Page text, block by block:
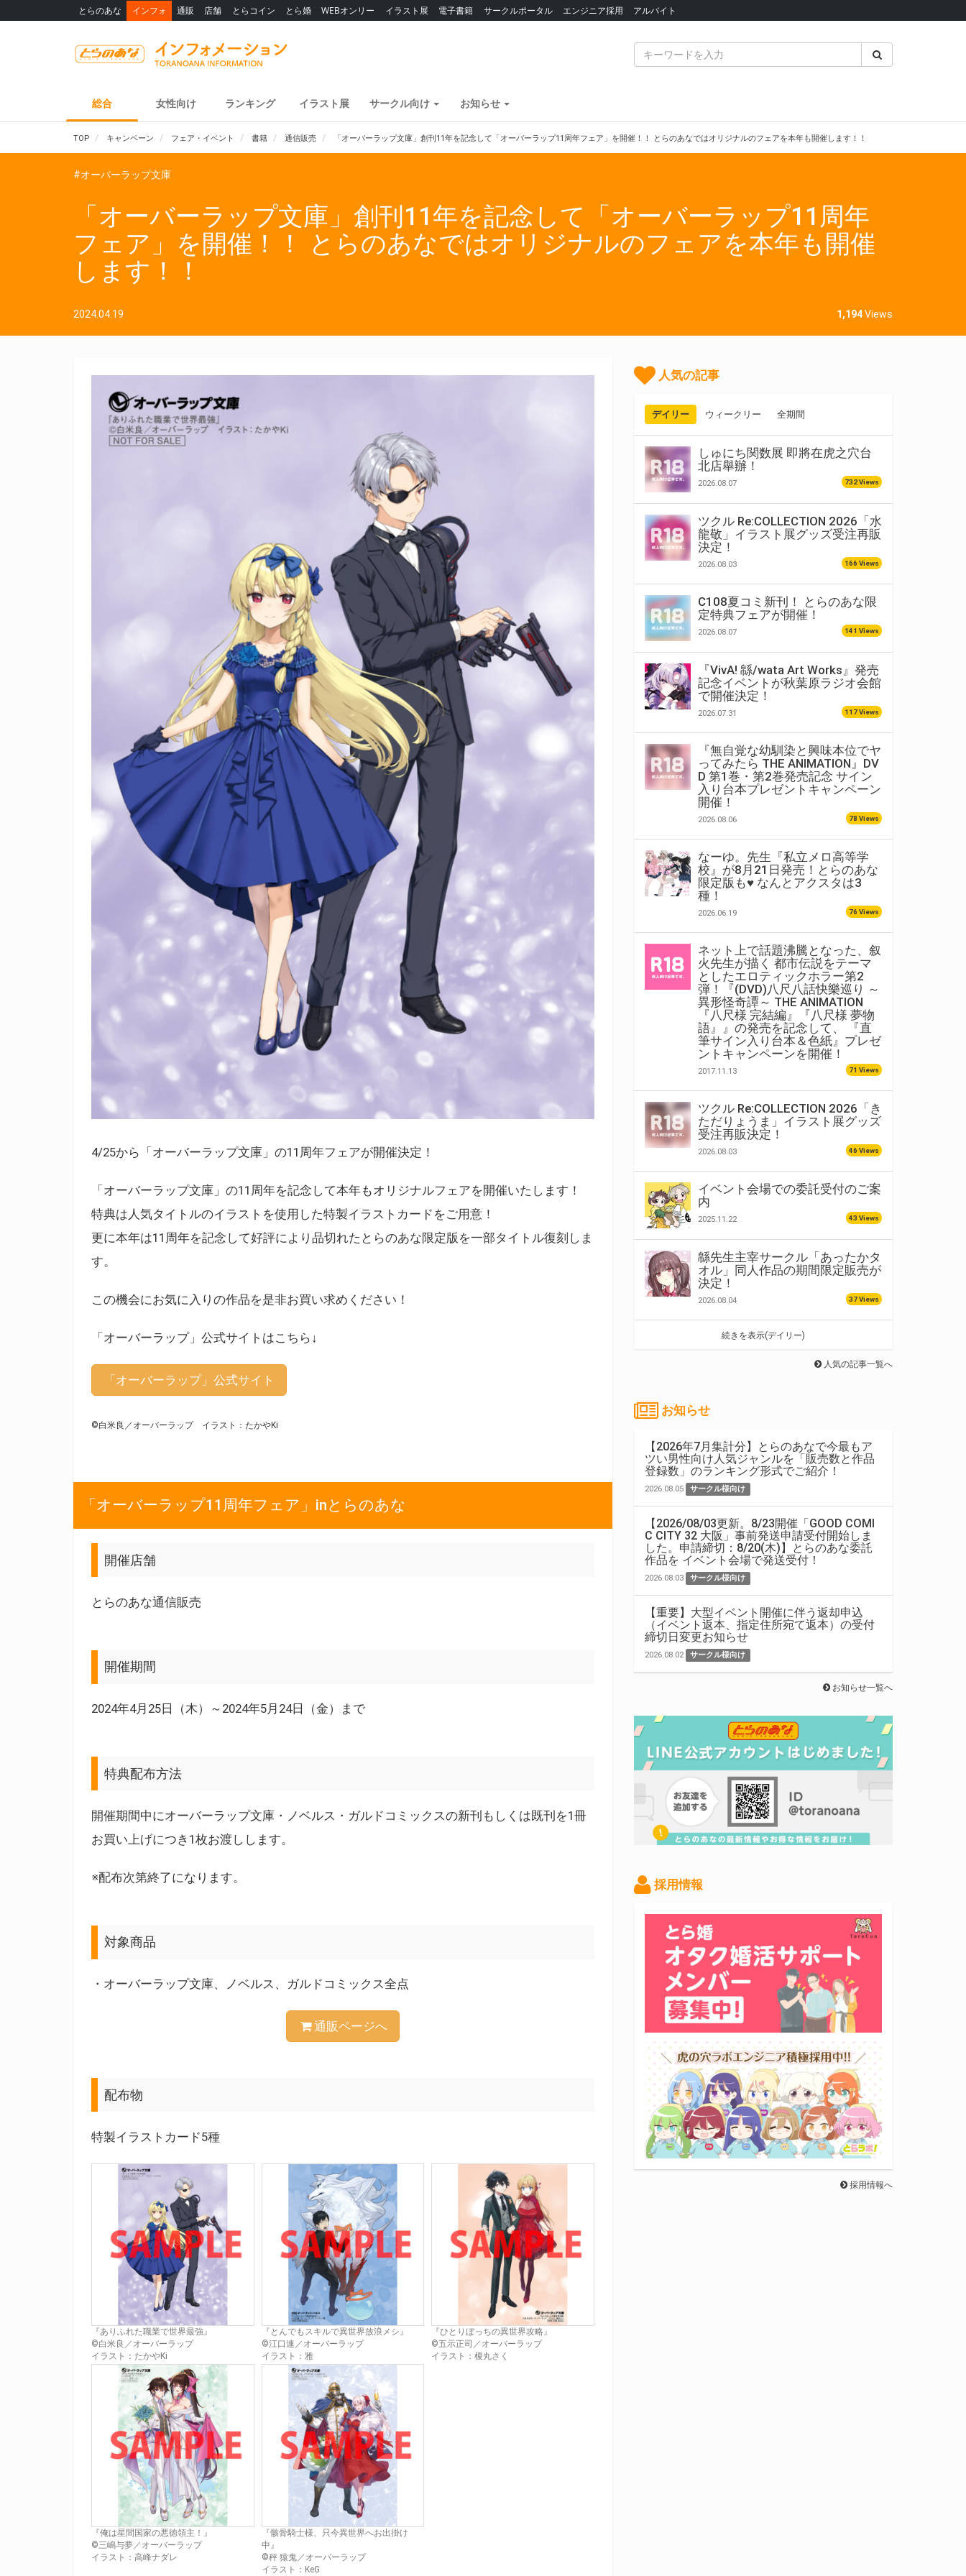
とらのあな インフォ 通販 店舗 とらコイン とら婚 WEBオンリー イラスト展 電子書籍 サークルポータル エンジニア採用 アルバイト
総合 女性向け ランキング イラスト展 サークル向け お知らせ
TOP キャンペーン フェア・イベント 書籍 通信販売 「オーバーラップ文庫」創刊11年を記念して「オーバーラップ11周年フェア」を開催！！ とらのあなではオリジナルのフェアを本年も開催します！！
#オーバーラップ文庫
「オーバーラップ文庫」創刊11年を記念して「オーバーラップ11周年
フェア」を開催！！ とらのあなではオリジナルのフェアを本年も開催
します！！
2024.04.19 1,194Views
4/25から「オーバーラップ文庫」の11周年フェアが開催決定！
「オーバーラップ文庫」の11周年を記念して本年もオリジナルフェアを開催いたします！
特典は人気タイトルのイラストを使用した特製イラストカードをご用意！
更に本年は11周年を記念して好評により品切れたとらのあな限定版を一部タイトル復刻しま
す。
この機会にお気に入りの作品を是非お買い求めください！
「オーバーラップ」公式サイトはこちら↓
「オーバーラップ」公式サイト
©白米良／オーバーラップ イラスト：たかやKi
「オーバーラップ11周年フェア」inとらのあな
開催店舗
とらのあな通信販売
開催期間
2024年4月25日（木）～2024年5月24日（金）まで
特典配布方法
開催期間中にオーバーラップ文庫・ノベルス・ガルドコミックスの新刊もしくは既刊を1冊
お買い上げにつき1枚お渡しします。
※配布次第終了になります。
対象商品
・オーバーラップ文庫、ノベルス、ガルドコミックス全点
通販ページへ
配布物
特製イラストカード5種
『ありふれた職業で世界最強』
©白米良／オーバーラップ
イラスト：たかやKi
『とんでもスキルで異世界放浪メシ』
©江口連／オーバーラップ
イラスト：雅
『ひとりぼっちの異世界攻略』
©五示正司／オーバーラップ
イラスト：榎丸さく
『俺は星間国家の悪徳領主！』
©三嶋与夢／オーバーラップ
イラスト：高峰ナダレ
『骸骨騎士様、只今異世界へお出掛け
中』
©秤 猿鬼／オーバーラップ
イラスト：KeG
人気の記事
デイリー ウィークリー 全期間
しゅにち関数展 即將在虎之穴台
北店舉辦！
2026.08.07 732 Views
ツクル Re:COLLECTION 2026「水
龍敬」イラスト展グッズ受注再販
決定！
2026.08.03 166 Views
C108夏コミ新刊！ とらのあな限
定特典フェアが開催！
2026.08.07 141 Views
『VivA! 緜/wata Art Works』発売
記念イベントが秋葉原ラジオ会館
で開催決定！
2026.07.31 117 Views
『無自覚な幼馴染と興味本位でヤ
ってみたら THE ANIMATION』DV
D 第1巻・第2巻発売記念 サイン
入り台本プレゼントキャンペーン
開催！
2026.08.06 78 Views
なーゆ。先生『私立メロ高等学
校』が8月21日発売！とらのあな
限定版も♥ なんとアクスタは3
種！
2026.06.19 76 Views
ネット上で話題沸騰となった、叙
火先生が描く 都市伝説をテーマ
としたエロティックホラー第2
弾！『(DVD)八尺八話快樂巡り ～
異形怪奇譚～ THE ANIMATION
『八尺様 完結編』『八尺様 夢物
語』』の発売を記念して、 『直
筆サイン入り台本＆色紙』プレゼ
ントキャンペーンを開催！
2017.11.13 71 Views
ツクル Re:COLLECTION 2026「き
ただりょうま」イラスト展グッズ
受注再販決定！
2026.08.03 46 Views
イベント会場での委託受付のご案
内
2025.11.22 43 Views
緜先生主宰サークル「あったかタ
オル」同人作品の期間限定販売が
決定！
2026.08.04 37 Views
続きを表示(デイリー)
人気の記事一覧へ
お知らせ
【2026年7月集計分】とらのあなで今最もア
ツい男性向け人気ジャンルを「販売数と作品
登録数」のランキング形式でご紹介！
2026.08.05 サークル様向け
【2026/08/03更新。8/23開催「GOOD COMI
C CITY 32 大阪」事前発送申請受付開始しま
した。申請締切：8/20(木)】とらのあな委託
作品を イベント会場で発送受付！
2026.08.03 サークル様向け
【重要】大型イベント開催に伴う返却申込
（イベント返本、指定住所宛て返本）の受付
締切日変更お知らせ
2026.08.02 サークル様向け
お知らせ一覧へ
採用情報
採用情報へ